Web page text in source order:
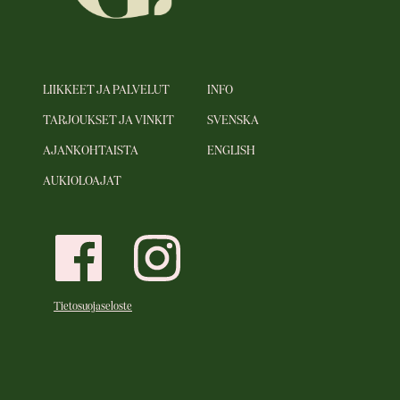
LIIKKEET JA PALVELUT
TARJOUKSET JA VINKIT
AJANKOHTAISTA
AUKIOLOAJAT
INFO
SVENSKA
ENGLISH
Tietosuojaseloste